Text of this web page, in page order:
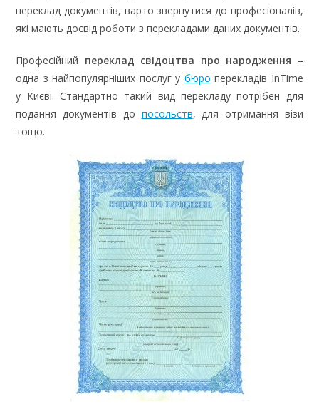
переклад документів, варто звернутися до професіоналів,
які мають досвід роботи з перекладами даних документів.
Професійний переклад свідоцтва про народження –
одна з найпопулярніших послуг у бюро перекладів InTime
у Києві. Стандартно такий вид перекладу потрібен для
подання документів до посольств, для отримання візи
тощо.